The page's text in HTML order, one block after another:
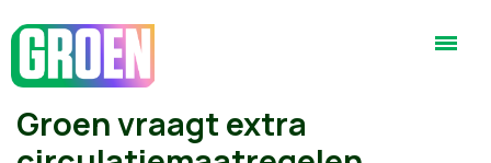
Groen vraagt extra